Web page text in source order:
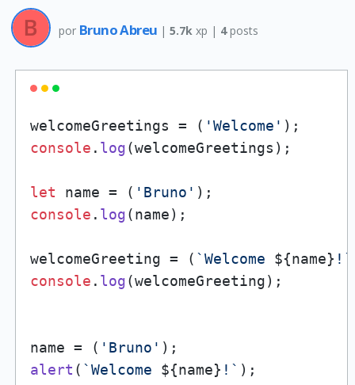
por Bruno Abreu | 5.7k xp | 4posts
welcomeGreetings = ( 'Welcome'
console . log(welcomeGreetings);
let name = ( 'Bruno'
console . log(name);
welcomeGreeting = ( `Welcome ${name} !`
console . log(welcomeGreeting);
name = ( 'Bruno'
alert ( `Welcome ${name} !` );